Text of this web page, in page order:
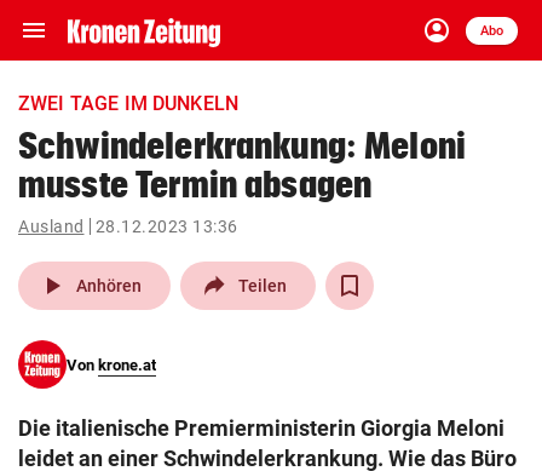
menu Navigation
ein-/ausklappen
account_circle
Anmelden
Abo
close Schließen
account_circle Anmelden
arrow_right
pin_drop
Wien arrow_right
search
eingeben
ZWEI TAGE IM DUNKELN
Schwindelerkrankung: Meloni
musste Termin absagen
Ausland 28.12.2023 13:36
play_arrow Anhören Teilen
Von krone.at
Die italienische Premierministerin Giorgia Meloni
leidet an einer Schwindelerkrankung. Wie das Büro